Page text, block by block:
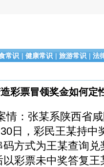
常识 | 健康常识 | 旅游常识 | 法
彩票冒领奖金如何定
：张某系陕西省咸
日，彩民王某持中
方式为王某查询
彩票未中奖答复